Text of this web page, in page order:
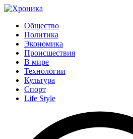
Общество
Политика
Экономика
Происшествия
В мире
Технологии
Культура
Спорт
Life Style